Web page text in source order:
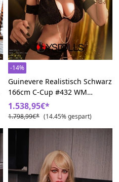
-14%
Guinevere Realistisch Schwarz
166cm C-Cup #432 WM
Liebespuppe
1.538,95€*
1.798,99€* (14.45% gespart)